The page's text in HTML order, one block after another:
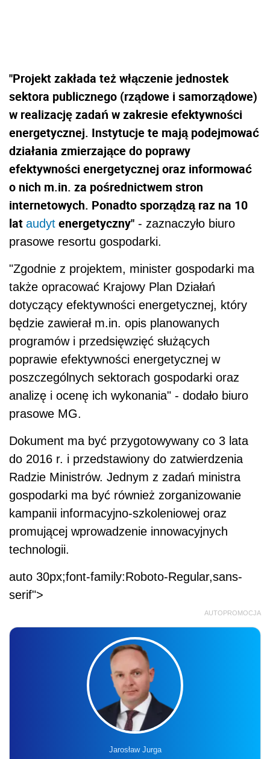
"Projekt zakłada też włączenie jednostek
sektora publicznego (rządowe i samorządowe)
w realizację zadań w zakresie efektywności
energetycznej. Instytucje te mają podejmować
działania zmierzające do poprawy
efektywności energetycznej oraz informować
o nich m.in. za pośrednictwem stron
internetowych. Ponadto sporządzą raz na 10
lat audyt energetyczny" - zaznaczyło biuro
prasowe resortu gospodarki.
"Zgodnie z projektem, minister gospodarki ma
także opracować Krajowy Plan Działań
dotyczący efektywności energetycznej, który
będzie zawierał m.in. opis planowanych
programów i przedsięwzięć służących
poprawie efektywności energetycznej w
poszczególnych sektorach gospodarki oraz
analizę i ocenę ich wykonania" - dodało biuro
prasowe MG.
Dokument ma być przygotowywany co 3 lata
do 2016 r. i przedstawiony do zatwierdzenia
Radzie Ministrów. Jednym z zadań ministra
gospodarki ma być również zorganizowanie
kampanii informacyjno-szkoleniowej oraz
promującej wprowadzenie innowacyjnych
technologii.
auto 30px;font-family:Roboto-Regular,sans-
serif">
AUTOPROMOCJA
Jarosław Jurga